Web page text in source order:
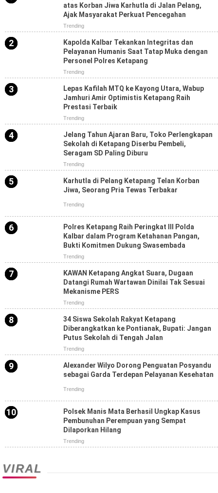
atas Korban Jiwa Karhutla di Jalan Pelang,
Ajak Masyarakat Perkuat Pencegahan
Trending
Kapolda Kalbar Tekankan Integritas dan
Pelayanan Humanis Saat Tatap Muka dengan
Personel Polres Ketapang
Trending
Lepas Kafilah MTQ ke Kayong Utara, Wabup
Jamhuri Amir Optimistis Ketapang Raih
Prestasi Terbaik
Trending
Jelang Tahun Ajaran Baru, Toko Perlengkapan
Sekolah di Ketapang Diserbu Pembeli,
Seragam SD Paling Diburu
Trending
Karhutla di Pelang Ketapang Telan Korban
Jiwa, Seorang Pria Tewas Terbakar
Trending
Polres Ketapang Raih Peringkat III Polda
Kalbar dalam Program Ketahanan Pangan,
Bukti Komitmen Dukung Swasembada
Trending
KAWAN Ketapang Angkat Suara, Dugaan
Datangi Rumah Wartawan Dinilai Tak Sesuai
Mekanisme PERS
Trending
34 Siswa Sekolah Rakyat Ketapang
Diberangkatkan ke Pontianak, Bupati: Jangan
Putus Sekolah di Tengah Jalan
Trending
Alexander Wilyo Dorong Penguatan Posyandu
sebagai Garda Terdepan Pelayanan Kesehatan
Trending
Polsek Manis Mata Berhasil Ungkap Kasus
Pembunuhan Perempuan yang Sempat
Dilaporkan Hilang
Trending
VIRAL